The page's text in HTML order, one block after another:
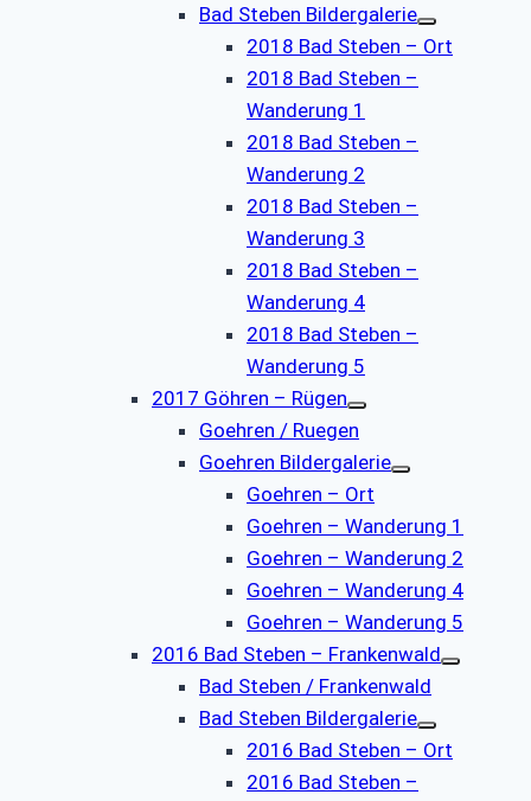
Bad Steben Bildergalerie
2018 Bad Steben – Ort
2018 Bad Steben –
Wanderung 1
2018 Bad Steben –
Wanderung 2
2018 Bad Steben –
Wanderung 3
2018 Bad Steben –
Wanderung 4
2018 Bad Steben –
Wanderung 5
2017 Göhren – Rügen
Goehren / Ruegen
Goehren Bildergalerie
Goehren – Ort
Goehren – Wanderung 1
Goehren – Wanderung 2
Goehren – Wanderung 4
Goehren – Wanderung 5
2016 Bad Steben – Frankenwald
Bad Steben / Frankenwald
Bad Steben Bildergalerie
2016 Bad Steben – Ort
2016 Bad Steben –